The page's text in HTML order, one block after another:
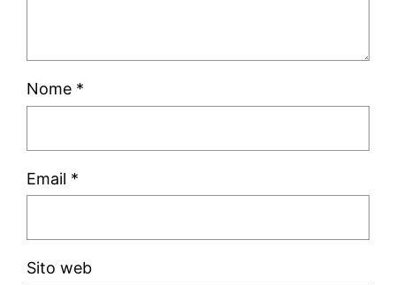
Nome *
Email *
Sito web